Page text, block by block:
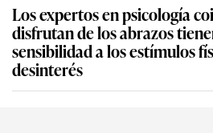
Los expertos en psicología
disfrutan de los abrazos
sensibilidad a los estímulos
desinterés